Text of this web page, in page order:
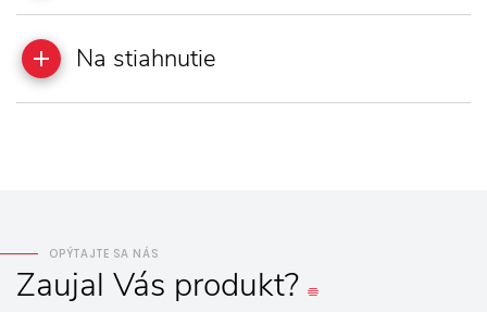
Na stiahnutie
OPÝTAJTE SA NÁS
Zaujal Vás produkt?